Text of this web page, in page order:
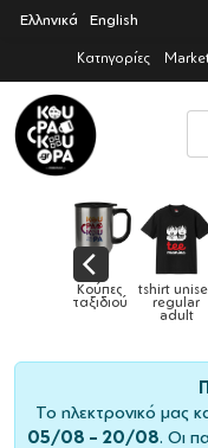
Ελληνικά English
Κατηγορίες
Drill
Καπέλα
Το ηλεκτρονικό μας
05/08 – 20/08. Οι